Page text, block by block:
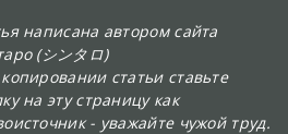
написана автором сайта
(シンタロ)
статьи ставьте
на эту страницу как
- уважайте чужой труд.